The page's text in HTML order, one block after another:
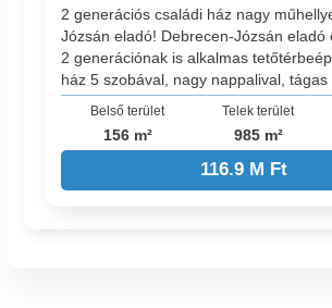
2 generációs családi ház nagy
Józsán eladó! Debrecen-Józsán eladó
2 generációnak is alkalmas
ház 5 szobával, nagy nappalival, tágas
Belső terület
156 m²
Telek terület
985 m²
116.9 M Ft